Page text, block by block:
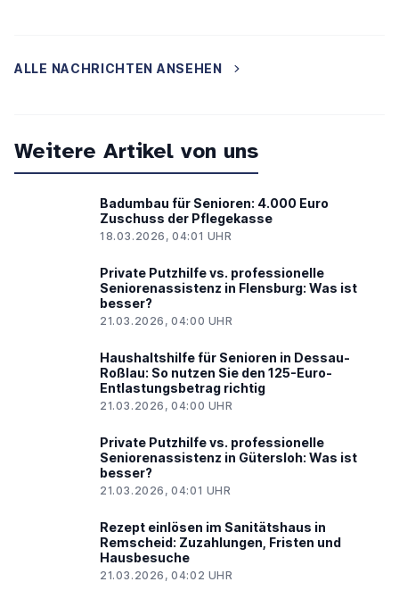
ALLE NACHRICHTEN ANSEHEN
Weitere Artikel von uns
Badumbau für Senioren: 4.000 Euro
Zuschuss der Pflegekasse
18.03.2026, 04:01 UHR
Private Putzhilfe vs. professionelle
Seniorenassistenz in Flensburg: Was ist
besser?
21.03.2026, 04:00 UHR
Haushaltshilfe für Senioren in Dessau-
Roßlau: So nutzen Sie den 125-Euro-
Entlastungsbetrag richtig
21.03.2026, 04:00 UHR
Private Putzhilfe vs. professionelle
Seniorenassistenz in Gütersloh: Was ist
besser?
21.03.2026, 04:01 UHR
Rezept einlösen im Sanitätshaus in
Remscheid: Zuzahlungen, Fristen und
Hausbesuche
21.03.2026, 04:02 UHR